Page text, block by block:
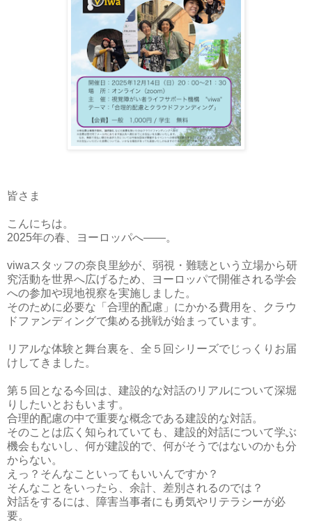
皆さま
こんにちは。
2025年の春、ヨーロッパへ――。
viwaスタッフの奈良里紗が、弱視・難聴という立場から研
究活動を世界へ広げるため、ヨーロッパで開催される学会
への参加や現地視察を実施しました。
そのために必要な「合理的配慮」にかかる費用を、クラウ
ドファンディングで集める挑戦が始まっています。
リアルな体験と舞台裏を、全５回シリーズでじっくりお届
けしてきました。
第５回となる今回は、建設的な対話のリアルについて深堀
りしたいとおもいます。
合理的配慮の中で重要な概念である建設的な対話。
そのことは広く知られていても、建設的対話について学ぶ
機会もないし、何が建設的で、何がそうではないのかも分
からない。
えっ？そんなこといってもいいんですか？
そんなことをいったら、余計、差別されるのでは？
対話をするには、障害当事者にも勇気やリテラシーが必
要。